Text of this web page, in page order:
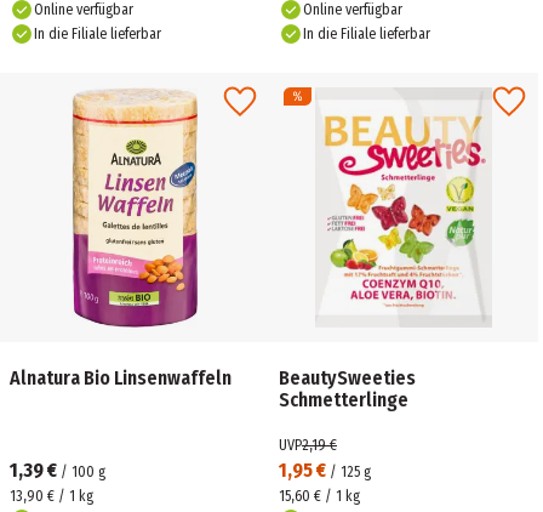
Online verfügbar
In die Filiale lieferbar
Online verfügbar
In die Filiale lieferbar
Alnatura Bio Linsenwaffeln
1,39 € / 100 g
13,90 € / 1 kg
BeautySweeties
Schmetterlinge
1,95 € / 125 g
UVP2,19 €
15,60 € / 1 kg